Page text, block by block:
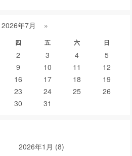
2026年7月 »
四 五 六 日
2 3 4
5
9 10 11
12
16 17 18
19
23 24 25
26
30 31
2026年1月 (8)